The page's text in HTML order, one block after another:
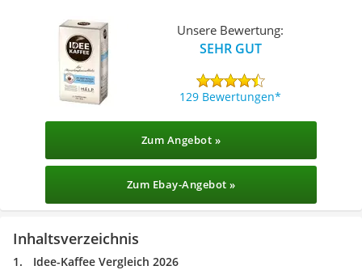
Unsere Bewertung:
SEHR GUT
129 Bewertungen
Zum Angebot »
Zum Ebay-Angebot »
Inhaltsverzeichnis
Idee-Kaffee Vergleich 2026